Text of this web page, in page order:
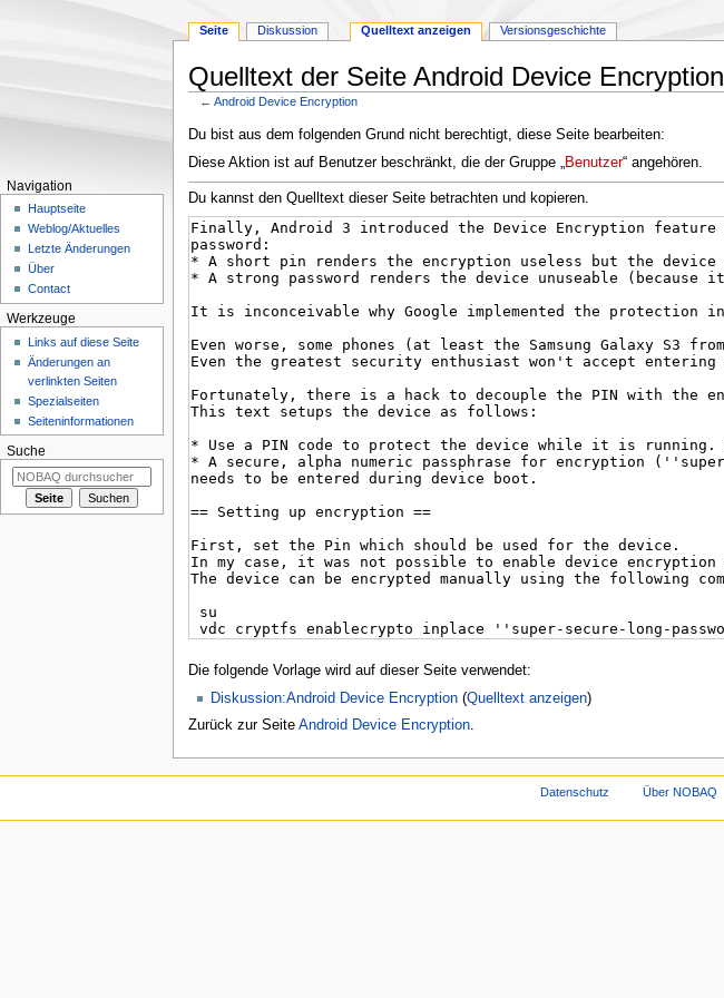
Quelltext der Seite Android Device Encryption
←Android Device Encryption
Zur
Navigation
Zur
Suche
Du bist aus dem folgenden Grund nicht berechtigt, diese Seite bearbeiten:
Diese Aktion ist auf Benutzer beschränkt, die der Gruppe „Benutzer“ angehören.
Du kannst den Quelltext dieser Seite betrachten und kopieren.
Die folgende Vorlage wird auf dieser Seite verwendet:
Diskussion:Android Device Encryption(Quelltext anzeigen)
Zurück zur Seite Android Device Encryption.
Seite Diskussion Quelltext anzeigen Versionsgeschichte
Navigation
Hauptseite
Weblog/Aktuelles
Letzte Änderungen
Über
Contact
Werkzeuge
Links auf diese Seite
Änderungen an
verlinkten Seiten
Spezialseiten
Seiten­­informationen
Suche
Datenschutz Über NOBAQ